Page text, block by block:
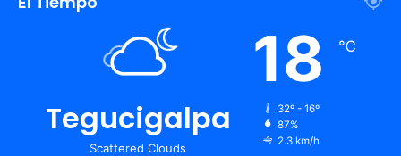
Tegucigalpa
Scattered Clouds
18 ℃
32º - 16º
87%
2.3 km/h